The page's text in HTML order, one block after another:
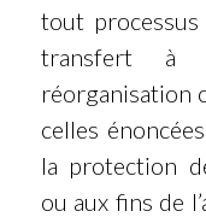
tout
transfert à
réorganisation
celles
la protection
ou aux fins de